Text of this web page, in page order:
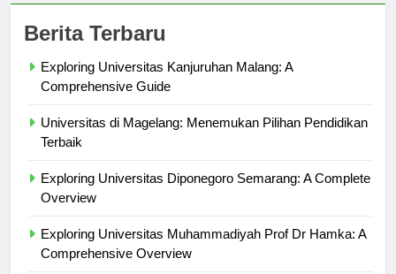
Exploring Universitas Kanjuruhan Malang: A
Universitas di Magelang: Menemukan Pilihan Pendidikan
Exploring Universitas Diponegoro Semarang: A Complete
Exploring Universitas Muhammadiyah Prof Dr Hamka: A